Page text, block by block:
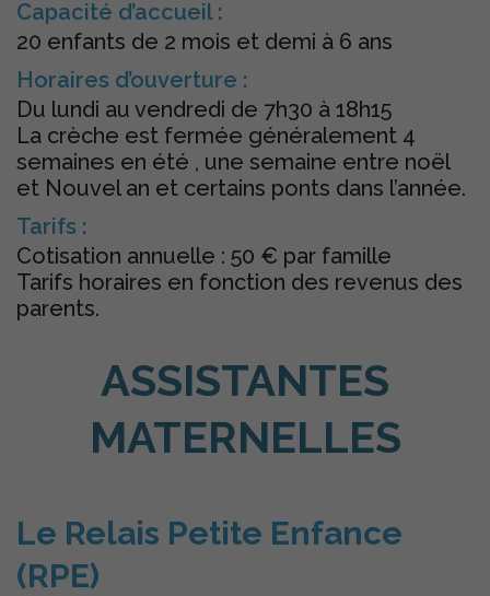
Capacité d’accueil :
20 enfants de 2 mois et demi à 6 ans
Horaires d’ouverture :
Du lundi au vendredi de 7h30 à 18h15
La crèche est fermée généralement 4
semaines en été , une semaine entre noël
et Nouvel an et certains ponts dans l’année.
Tarifs :
Cotisation annuelle : 50 € par famille
Tarifs horaires en fonction des revenus des
parents.
ASSISTANTES
MATERNELLES
Le Relais Petite Enfance
(RPE)